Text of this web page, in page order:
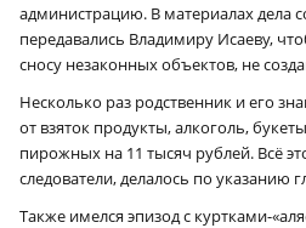
администрацию. В материалах дела
передавались Владимиру Исаеву,
сносу незаконных объектов, не
Несколько раз родственник и его
от взяток продукты, алкоголь,
пирожных на 11 тысяч рублей. Всё
следователи, делалось по указанию
Также имелся эпизод с куртками-